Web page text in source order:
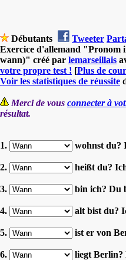
Débutants Tweeter
Exercice d'allemand "Pronom
wann)" créé par lemarseillais
votre propre test ! [Plus de
Voir les statistiques de réussite
Merci de vous connecter à
résultat.
1. wohnst du?
2. heißt du?
3. bin ich? Du
4. alt bist du?
5. ist er von
6. liegt Berlin?